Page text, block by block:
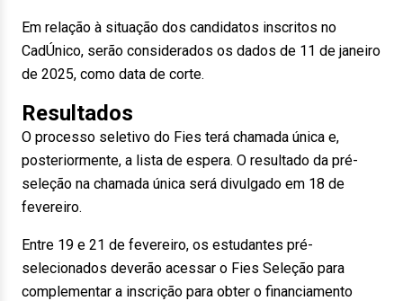
Em relação à situação dos candidatos inscritos no
CadÚnico, serão considerados os dados de 11 de janeiro
de 2025, como data de corte.
Resultados
O processo seletivo do Fies terá chamada única e,
posteriormente, a lista de espera. O resultado da pré-
seleção na chamada única será divulgado em 18 de
fevereiro.
Entre 19 e 21 de fevereiro, os estudantes pré-
selecionados deverão acessar o Fies Seleção para
complementar a inscrição para obter o financiamento